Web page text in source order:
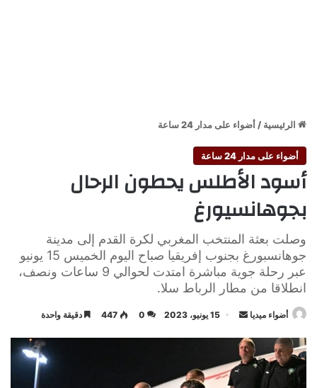
الرئيسية / أضواء على مدار 24 ساعة
أضواء على مدار 24 ساعة
أسود الأطلس يحطون الرحال
بجوهانسيورغ
وصلت بعثة المنتخب المغربي لكرة القدم إلى مدينة
جوهانسبورغ بجنوب إفريقيا صباح اليوم الخميس 15 يونيو
عبر رحلة جوية مباشرة امتدت لحوالي 9 ساعات ونصف،
انطلاقا من مطار الرباط سلا.
أضواء ميديا
أرسل
إلكترونيا
15 يونيو، 2023 0
447 دقيقة واحدة